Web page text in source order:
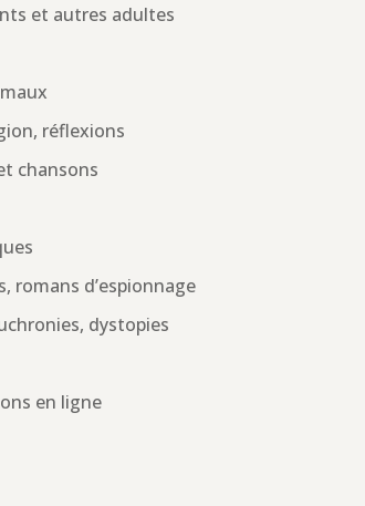
et autres adultes
réflexions
chansons
romans d’espionnage
dystopies
en ligne